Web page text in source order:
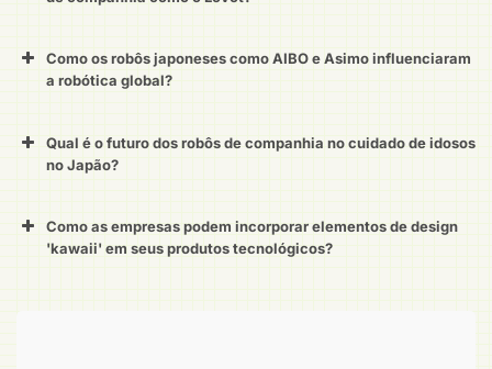
Como os robôs japoneses como AIBO e Asimo influenciaram
a robótica global?
Qual é o futuro dos robôs de companhia no cuidado de idosos
no Japão?
Como as empresas podem incorporar elementos de design
'kawaii' em seus produtos tecnológicos?